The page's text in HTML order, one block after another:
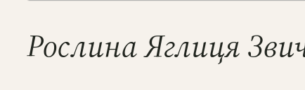
Рослина Яглиця